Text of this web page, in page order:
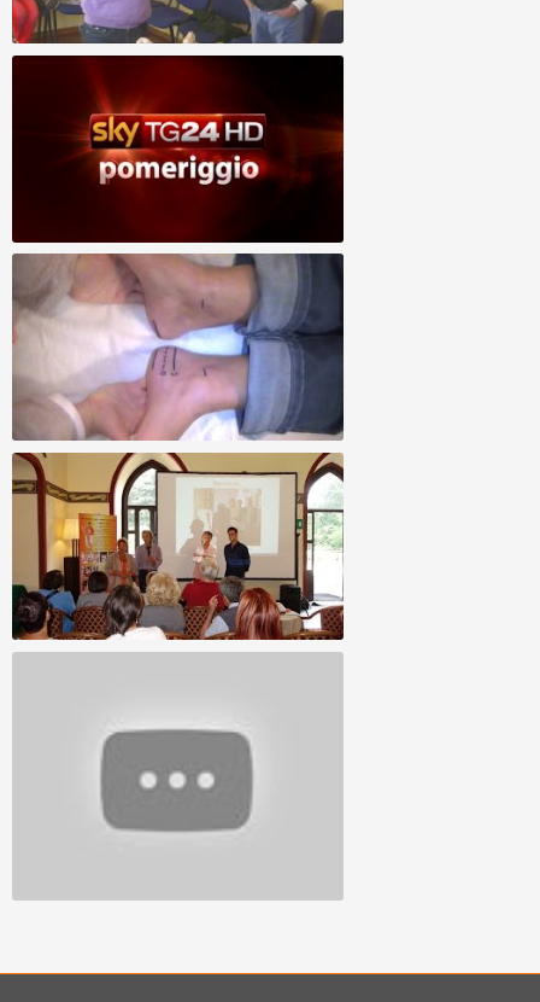
ALLINEAMENTO DIVINO - Nilvio
Guarigioni Spirituali, Allineamento Divino,
Allineamento Vertebrale - caso speciale
"protesi"
Riallineamento Spirituale - Conferenza e